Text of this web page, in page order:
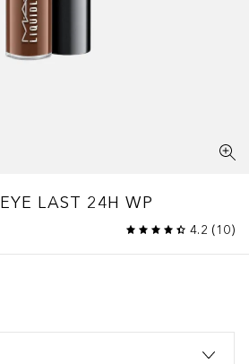
EYE LAST 24H WP
4.2 (10)